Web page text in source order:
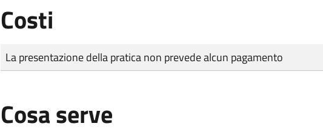
Costi
Tipo di pagamento
Importo
La presentazione della pratica non prevede alcun pagamento
Cosa serve